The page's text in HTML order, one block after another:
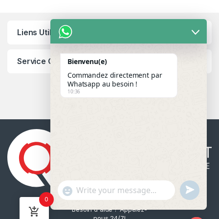
Liens Utiles
Service Client
Besoin d'aide ? Appelez-
0
Bienvenu(e)
Commandez directement par
Whatsapp au besoin !
10:36
"
+
c
WhatsApp Message
u
n
d